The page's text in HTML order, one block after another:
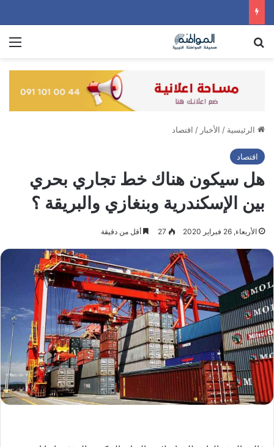
الرئيسية / الأخبار / اقتصاد
اقتصاد
هل سيكون هناك خط تجاري بحري
بين الإسكندرية وبنغازي والبريقة ؟
الأربعاء, 26 فبراير 2020 27 أقل من دقيقة